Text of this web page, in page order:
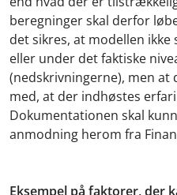
beregninger skal derfor
det sikres, at modellen
eller under det faktiske
(nedskrivningerne), men at
med, at der indhøstes
Dokumentationen skal
anmodning herom fra
Eksempel på faktorer, der